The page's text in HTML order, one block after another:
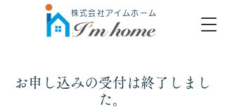
株式会社アイムホーム
お申し込みの受付は終了しまし
た。